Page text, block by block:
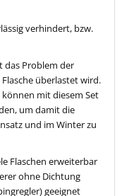
verhindert, bzw.
das Problem der
überlastet wird.
mit diesem Set
um damit die
und im Winter zu
Flaschen erweiterbar
ohne Dichtung
geeignet